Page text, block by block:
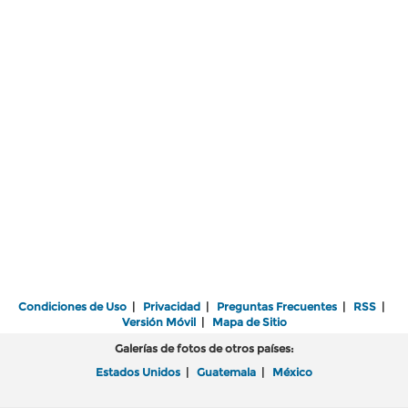
Condiciones de Uso | Privacidad | Preguntas Frecuentes | RSS |
Versión Móvil| Mapa de Sitio
Galerías de fotos de otros países:
Estados Unidos | Guatemala | México